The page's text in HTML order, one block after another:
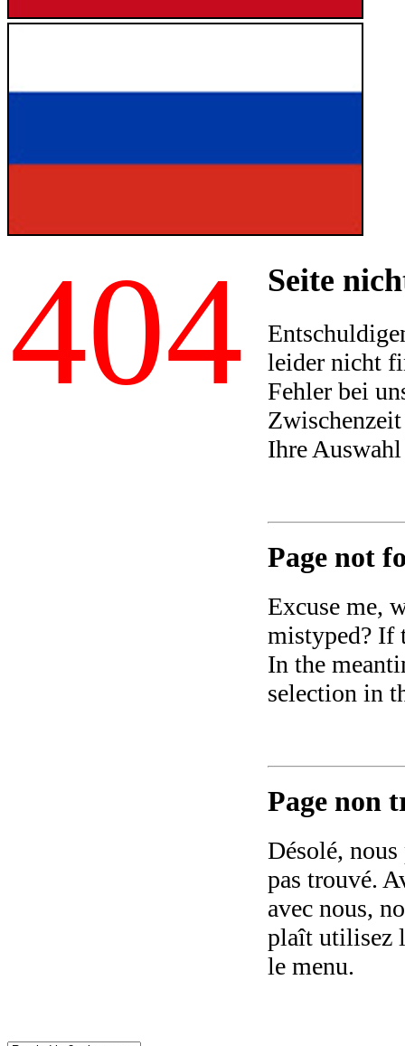
404 Seite
leider nicht
Fehler bei
Ihre
Page not
Excuse me,
mistyped? If
In the
selection in
Page non
Désolé,
pas trouvé.
avec nous,
plaît utilisez
le menu.